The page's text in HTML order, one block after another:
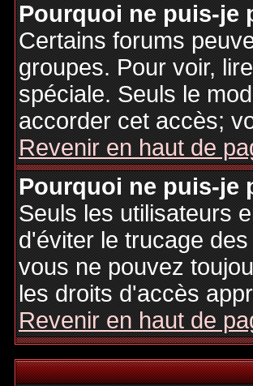
Pourquoi ne puis-je
Certains forums
groupes. Pour voir,
spéciale. Seuls le
accorder cet accès;
Revenir en haut de
Pourquoi ne puis-je
Seuls les utilisateurs
d'éviter le trucage
vous ne pouvez
les droits d'accès
Revenir en haut de